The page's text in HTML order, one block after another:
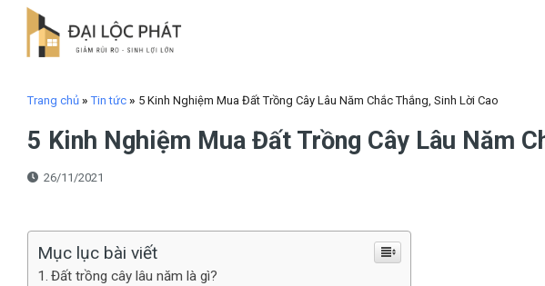
Skip
content
Trang chủ »Tin tức » 5 Kinh Nghiệm Mua Đất Trồng Cây Lâu Năm Chắc Thắng, Sinh Lời Cao
5 Kinh Nghiệm Mua Đất Trồng Cây Lâu Năm
26/11/2021
Mục lục bài viết
Đất trồng cây lâu năm là gì?